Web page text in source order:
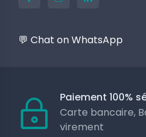
💬 Chat on WhatsApp
Paiement 100%
Carte bancaire,
virement